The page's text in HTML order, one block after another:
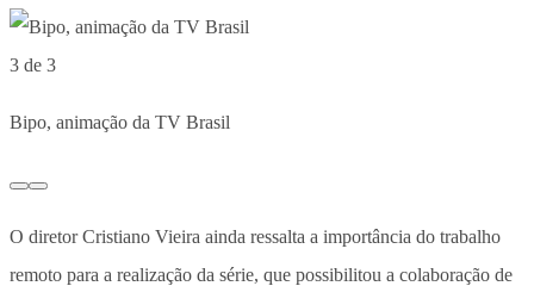
3 de 3
Bipo, animação da TV Brasil
O diretor Cristiano Vieira ainda ressalta a importância do trabalho
remoto para a realização da série, que possibilitou a colaboração de